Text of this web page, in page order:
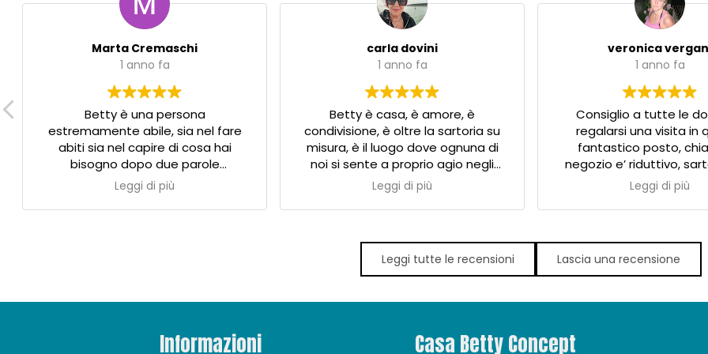
Marta Cremaschi
1 anno fa
Betty è una persona
estremamente abile, sia nel fare
abiti sia nel capire di cosa hai
bisogno dopo due parole
scambiate. È stata super
disponibile in tutto, penso perché
ha davvero a cuore le sue clienti, ed
Leggi di più
carla dovini
1 anno fa
Betty è casa, è amore, è
condivisione, è oltre la sartoria su
misura, è il luogo dove ognuna di
noi si sente a proprio agio negli
abiti che crea. Grazie Betty,grazie a
tutto lo staff che ogni giorno lavora
per un mondo possibile
Leggi di più
veronica
1 anno fa
Consiglio a tutte le
regalarsi una visita in
fantastico posto,
negozio e’ riduttivo,
rende l’idea…un luogo
classe dove si
vere che hanno a
“panni”!
Gli abiti costano un po’
una vita e sono
Leggi di più
Leggi tutte le recensioni Lascia una recensione
Informazioni Casa Betty Concept